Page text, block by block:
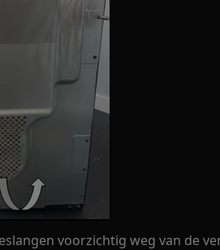
voorzichtig weg van de